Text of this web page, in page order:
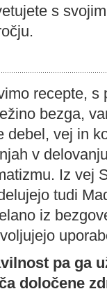
s
recepte,
bezga,
debel, vej in
v
Iz vej
tudi
iz
pa ga
določene